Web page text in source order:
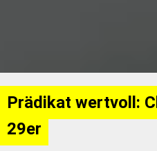
Prädikat wertvoll:
29er